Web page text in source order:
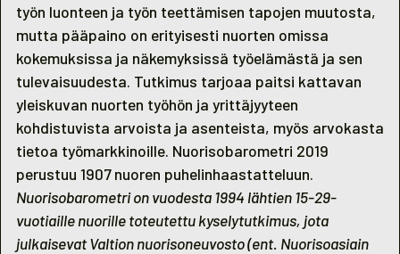
työn luonteen ja työn teettämisen tapojen muutosta,
mutta pääpaino on erityisesti nuorten omissa
kokemuksissa ja näkemyksissä työelämästä ja sen
tulevaisuudesta. Tutkimus tarjoaa paitsi kattavan
yleiskuvan nuorten työhön ja yrittäjyyteen
kohdistuvista arvoista ja asenteista, myös arvokasta
tietoa työmarkkinoille. Nuorisobarometri 2019
perustuu 1907 nuoren puhelinhaastatteluun.
Nuorisobarometri on vuodesta 1994 lähtien 15-29-
vuotiaille nuorille toteutettu kyselytutkimus, jota
julkaisevat Valtion nuorisoneuvosto (ent. Nuorisoasiain